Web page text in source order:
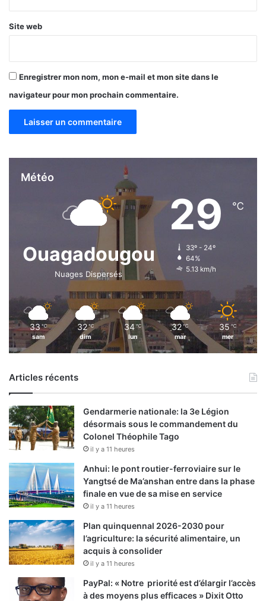
a
f
f
c
t
e
s
Site web
Enregistrer mon nom, mon e-mail et mon site dans le
navigateur pour mon prochain commentaire.
Météo
Ouagadougou
Nuages Dispersés
29 ℃
33º - 24º
64%
5.13 km/h
33 ℃
sam
32 ℃
dim
34 ℃
lun
32 ℃
mar
35 ℃
mer
Articles récents
Gendarmerie nationale: la 3e Légion
désormais sous le commandement du
Colonel Théophile Tago
il y a 11 heures
Anhui: le pont routier-ferroviaire sur le
Yangtsé de Ma’anshan entre dans la phase
finale en vue de sa mise en service
il y a 11 heures
Plan quinquennal 2026-2030 pour
l’agriculture: la sécurité alimentaire, un
acquis à consolider
il y a 11 heures
PayPal: « Notre priorité est d’élargir l’accès
à des moyens plus efficaces » Dixit Otto